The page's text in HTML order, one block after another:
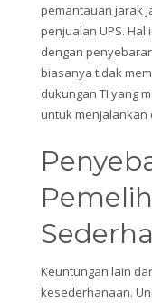
pemantauan jarak
penjualan UPS.
dengan
biasanya tidak
dukungan TI yang
untuk menjalankan
Keuntungan lain
kesederhanaan.